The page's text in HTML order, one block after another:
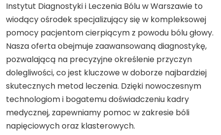
Instytut Diagnostyki i Leczenia Bólu w Warszawie to
wiodący ośrodek specjalizujący się w kompleksowej
pomocy pacjentom cierpiącym z powodu bólu głowy.
Nasza oferta obejmuje zaawansowaną diagnostykę,
pozwalającą na precyzyjne określenie przyczyn
dolegliwości, co jest kluczowe w doborze najbardziej
skutecznych metod leczenia. Dzięki nowoczesnym
technologiom i bogatemu doświadczeniu kadry
medycznej, zapewniamy pomoc w zakresie bóli
napięciowych oraz klasterowych.